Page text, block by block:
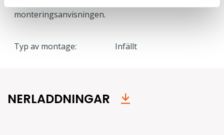
fast tak. Mer information finns i
monteringsanvisningen.
Typ av montage: Infällt
NERLADDNINGAR